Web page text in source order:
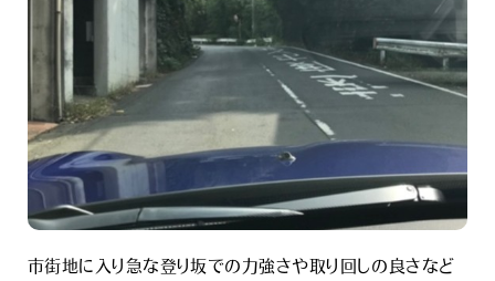
市街地に入り急な登り坂での力強さや取り回しの良さなど